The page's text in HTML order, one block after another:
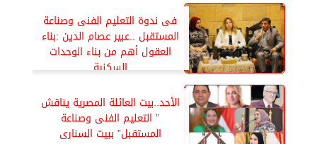
فى ندوة التعليم الفنى وصناعة
المستقبل ..عبير عصام الدين :بناء
العقول أهم من بناء الوحدات
السكنية
الأحد..بيت العائلة المصرية يناقش
” التعليم الفنى وصناعة
المستقبل” ببيت السنارى